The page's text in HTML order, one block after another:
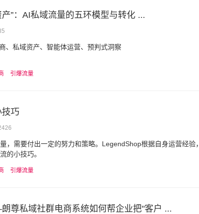
产”：AI私域流量的五环模型与转化 ...
、私域资产、智能体运营、预判式洞察
引爆流量
巧
，需要付出一定的努力和策略。LegendShop根据自身运营经验，
的小技巧。
引爆流量
尊私域社群电商系统如何帮企业把"客户 ...